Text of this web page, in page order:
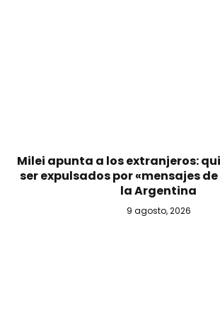
Milei apunta a los extranjeros:
ser expulsados por «mensajes
la Argentina
9 agosto, 2026